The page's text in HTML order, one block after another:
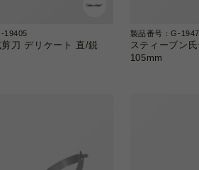
19405
刀 デリケート 直/鋭
製品番号：G-
スティーブン
105mm